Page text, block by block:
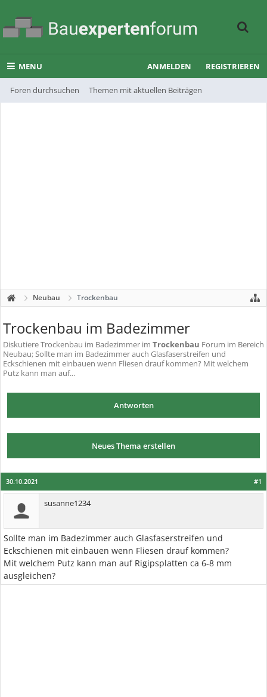
MENU
Foren durchsuchen Themen mit aktuellen Beiträgen
ANMELDEN REGISTRIEREN
Neubau Trockenbau
Trockenbau im Badezimmer
DiskutiereTrockenbau im Badezimmer im Trockenbau Forum im Bereich
Neubau; Sollte man im Badezimmer auch Glasfaserstreifen und
Eckschienen mit einbauen wenn Fliesen drauf kommen? Mit welchem
Putz kann man auf...
Antworten
Neues Thema erstellen
#1
30.10.2021
susanne1234
Sollte man im Badezimmer auch Glasfaserstreifen und
Eckschienen mit einbauen wenn Fliesen drauf kommen?
Mit welchem Putz kann man auf Rigipsplatten ca 6-8 mm
ausgleichen?